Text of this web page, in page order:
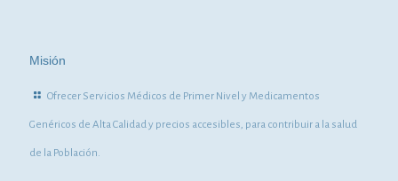
Misión
Ofrecer Servicios Médicos de Primer Nivel y Medicamentos
Genéricos de Alta Calidad y precios accesibles, para contribuir a la salud
de la Población.